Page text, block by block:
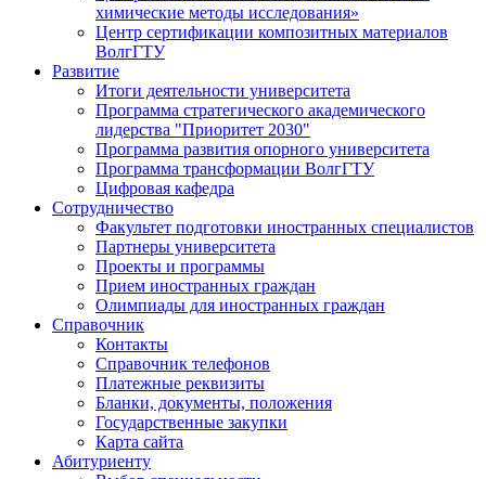
химические методы исследования»
Центр сертификации композитных материалов
ВолгГТУ
Развитие
Итоги деятельности университета
Программа стратегического академического
лидерства "Приоритет 2030"
Программа развития опорного университета
Программа трансформации ВолгГТУ
Цифровая кафедра
Сотрудничество
Факультет подготовки иностранных специалистов
Партнеры университета
Проекты и программы
Прием иностранных граждан
Олимпиады для иностранных граждан
Справочник
Контакты
Справочник телефонов
Платежные реквизиты
Бланки, документы, положения
Государственные закупки
Карта сайта
Абитуриенту